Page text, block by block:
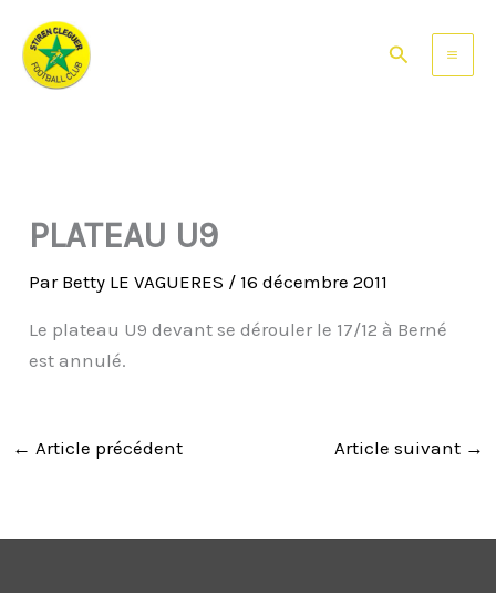
contenu
Rechercher
PLATEAU U9
Par Betty LE VAGUERES / 16 décembre 2011
Le plateau U9 devant se dérouler le 17/12 à Berné
est annulé.
← Article précédent Article suivant →